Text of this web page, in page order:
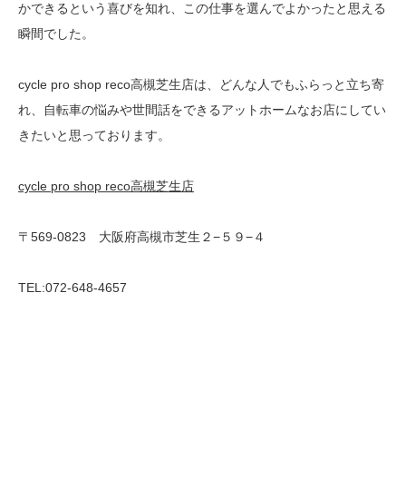
かできるという喜びを知れ、この仕事を選んでよかったと思える
瞬間でした。
cycle pro shop reco高槻芝生店は、どんな人でもふらっと立ち寄
れ、自転車の悩みや世間話をできるアットホームなお店にしてい
きたいと思っております。
cycle pro shop reco高槻芝生店
〒569-0823 大阪府高槻市芝生２−５９−４
TEL:072-648-4657